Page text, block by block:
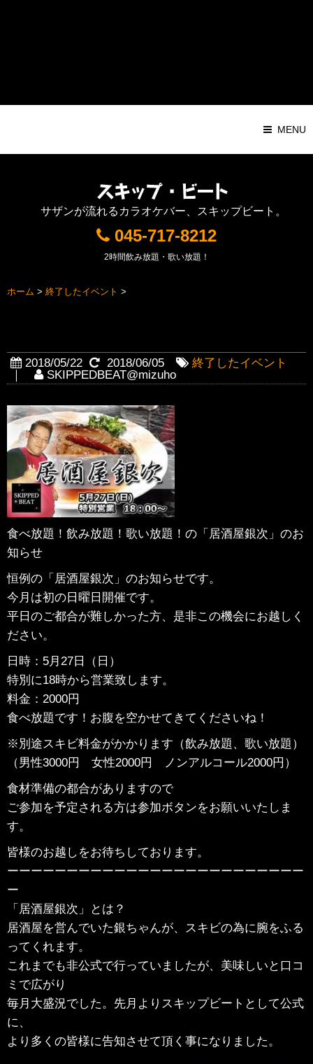
MENU
サザンが流れるカラオケバー、スキップビート。
045-717-8212
2時間飲み放題・歌い放題！
ホーム > 終了したイベント >
2018/05/22 2018/06/05
終了したイベント
｜
SKIPPEDBEAT@mizuho
食べ放題！飲み放題！歌い放題！の「居酒屋銀次」のお
知らせ
恒例の「居酒屋銀次」のお知らせです。
今月は初の日曜日開催です。
平日のご都合が難しかった方、是非この機会にお越しく
ださい。
日時：5月27日（日）
特別に18時から営業致します。
料金：2000円
食べ放題です！お腹を空かせてきてくださいね！
※別途スキビ料金がかかります（飲み放題、歌い放題）
（男性3000円 女性2000円 ノンアルコール2000円）
食材準備の都合がありますので
ご参加を予定される方は参加ボタンをお願いいたしま
す。
皆様のお越しをお待ちしております。
ーーーーーーーーーーーーーーーーーーーーーーーーー
ー
「居酒屋銀次」とは？
居酒屋を営んでいた銀ちゃんが、スキビの為に腕をふる
ってくれます。
これまでも非公式で行っていましたが、美味しいと口コ
ミで広がり
毎月大盛況でした。先月よりスキップビートとして公式
に、
より多くの皆様に告知させて頂く事になりました。